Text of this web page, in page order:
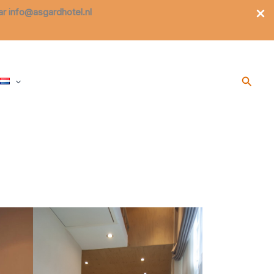
info@asgardhotel.nl